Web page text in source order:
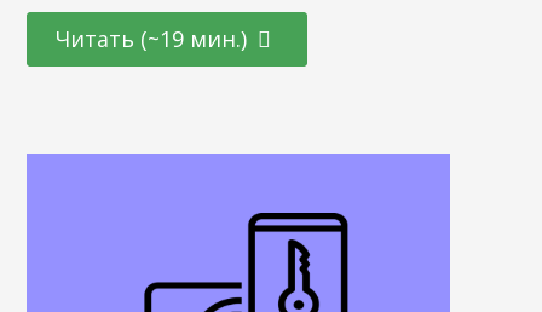
пользователей. В этом гайде я дам пошаговый алгоритм,
который за 7 шагов поможет вам поднять сайт на первую
Читать (~19 мин.)